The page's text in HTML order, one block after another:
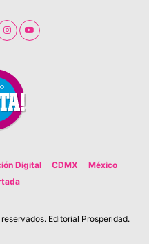
Digital CDMX
México
Editorial Prosperidad.